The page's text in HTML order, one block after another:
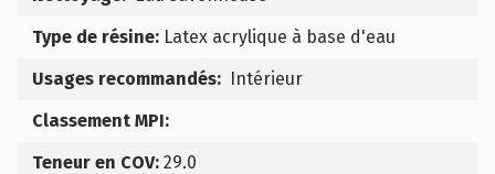
Type de résine: Latex acrylique à base d'eau
Usages recommandés: Intérieur
Classement MPI:
Teneur en COV: 29.0